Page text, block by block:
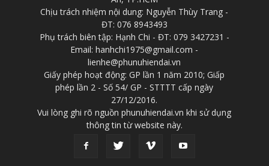
Chịu trách nhiệm nội dung: Nguyễn Thùy Trang -
ĐT: 076 8943493
Phụ trách biên tập: Hạnh Chi - ĐT: 079 3427231 -
Email: hanhchi1975@gmail.com -
lienhe@phunuhiendai.vn
Giấy phép hoạt động: GP lần 1 năm 2010; Giấp
phép lần 2 - Số 54/ GP - STTTT cấp ngày
27/12/2016.
Vui lòng ghi rõ nguồn phunuhiendai.vn khi sử dụng
thông tin từ website này.